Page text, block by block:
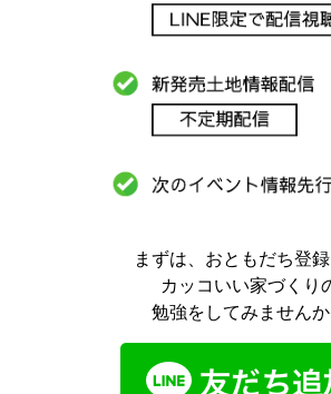
まずは、おともだち登
カッコいい家づくり
勉強をしてみませんか